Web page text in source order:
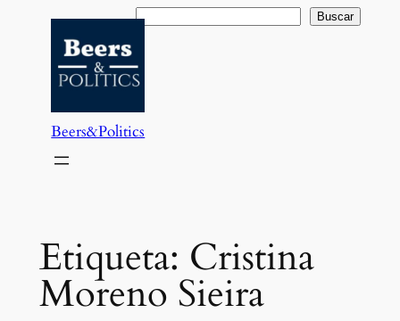
contenido
Buscar Buscar
Beers&Politics
Etiqueta: Cristina
Moreno Sieira